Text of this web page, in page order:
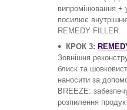
випромінювання +
посилює
REMEDY FILLER.
КРОК 3:
Зовнішня
блиск та
наносити за
BREEZE:
розпилення